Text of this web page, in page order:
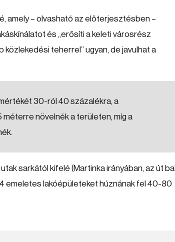
amely – olvasható az előterjesztésben –
és „erősíti a keleti városrész
közlekedési teherrel” ugyan, de javulhat a
30-ról 40 százalékra, a
növelnék a területen, míg a
sarkától kifelé (Martinka irányában, az út bal
emeletes lakóépületeket húznának fel 40-80